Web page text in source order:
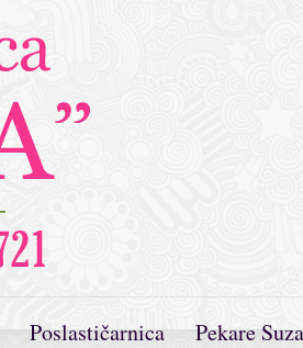
Poslastičarnica Pekare